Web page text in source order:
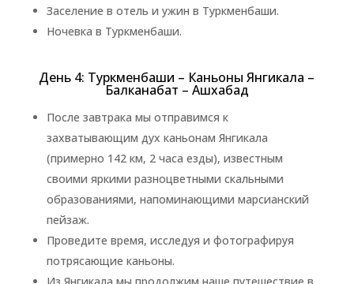
Заселение в отель и ужин в Туркменбаши.
Ночевка в Туркменбаши.
День 4: Туркменбаши – Каньоны Янгикала –
Балканабат – Ашхабад
После завтрака мы отправимся к
захватывающим дух каньонам Янгикала
(примерно 142 км, 2 часа езды), известным
своими яркими разноцветными скальными
образованиями, напоминающими марсианский
пейзаж.
Проведите время, исследуя и фотографируя
потрясающие каньоны.